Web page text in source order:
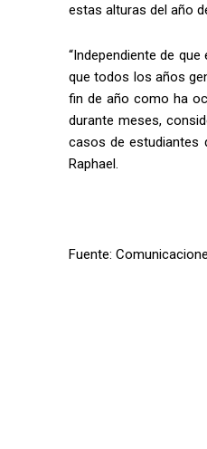
estas alturas del año
“Independiente de
que todos los años
fin de año como ha
durante meses,
casos de estudiantes
Raphael.
Fuente: